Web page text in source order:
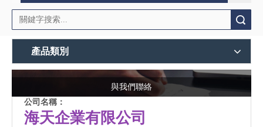
產品類別
與我們聯絡
公司名稱：
海天企業有限公司